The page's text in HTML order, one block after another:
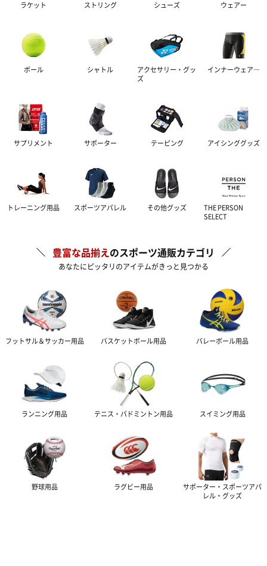
ラケット ストリング シューズ ウェアー
ボール シャトル
アクセサリー・グッ
ズ
インナーウェア―
サプリメント サポーター テーピング アイシンググッズ
トレーニング用品 スポーツアパレル その他グッズ
THE PERSON
SELECT
豊富な品揃え のスポーツ通販カテゴリ
あなたにピッタリのアイテムがきっと見つかる
フットサル＆サッカー用品 バスケットボール用品 バレーボール用品
ランニング用品 テニス・バドミントン用品 スイミング用品
野球用品 ラグビー用品
サポーター・スポーツアパ
レル・グッズ